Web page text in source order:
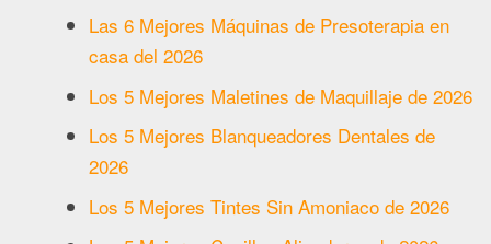
Las 6 Mejores Máquinas de Presoterapia en
casa del 2026
Los 5 Mejores Maletines de Maquillaje de 2026
Los 5 Mejores Blanqueadores Dentales de
2026
Los 5 Mejores Tintes Sin Amoniaco de 2026